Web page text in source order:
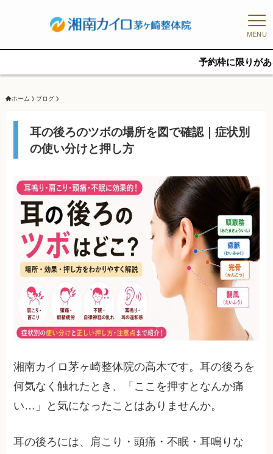
MENU
予約枠に限りがあるため、新規
ホーム ブログ
耳の後ろのツボの場所を図で確認｜症状別
の使い分けと押し方
湘南カイロ茅ヶ崎整体院の高木です。耳の後ろを
何気なく触れたとき、「ここを押すとなんか痛
い…」と気になったことはありませんか。
耳の後ろには、肩こり・頭痛・不眠・耳鳴りな